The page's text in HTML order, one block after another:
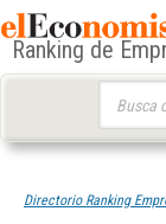
Ranking de
Directorio Ranking